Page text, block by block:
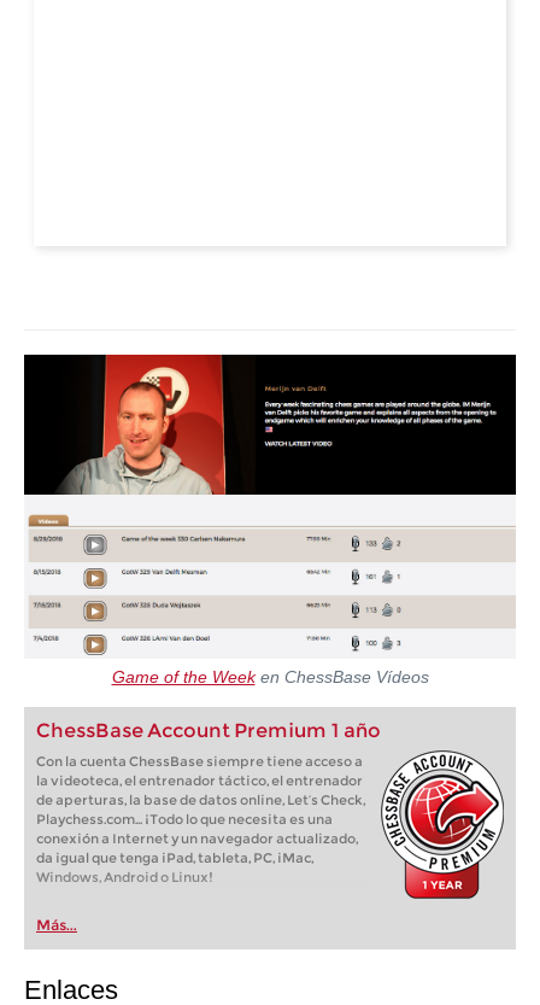
Game of the Weeken ChessBase Vídeos
ChessBase Account Premium 1 año
Con la cuenta ChessBase siempre tiene acceso a
la videoteca, el entrenador táctico, el entrenador
de aperturas, la base de datos online, Let’s Check,
Playchess.com... ¡Todo lo que necesita es una
conexión a Internet y un navegador actualizado,
da igual que tenga iPad, tableta, PC, iMac,
Windows, Android o Linux!
Más...
Enlaces